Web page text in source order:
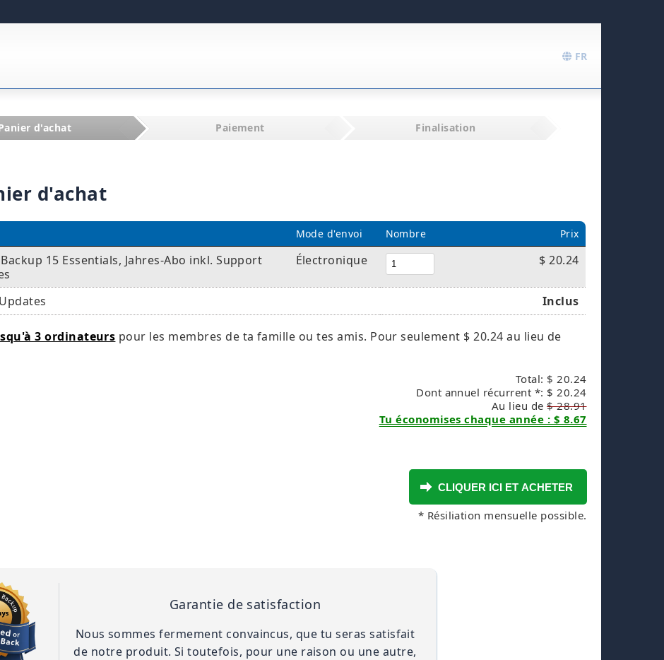
FR
d'achat Paiement Finalisation
d'achat
Mode d'envoi Nombre Prix
15 Essentials, Jahres-Abo inkl. Support
Électronique $ 20.24
Inclus
3 ordinateurs pour les membres de ta famille ou tes amis. Pour seulement $ 20.24 au lieu de
Total: $ 20.24
Dont annuel récurrent *: $ 20.24
Au lieu de$ 28.91
Tu économises chaque année : $ 8.67
* Résiliation mensuelle possible.
Garantie de satisfaction
Nous sommes fermement convaincus, que tu seras satisfait
de notre produit. Si toutefois, pour une raison ou une autre,